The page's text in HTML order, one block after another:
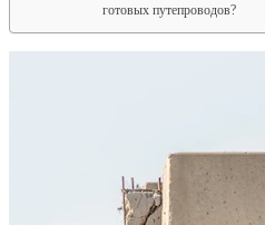
готовых путепроводов?